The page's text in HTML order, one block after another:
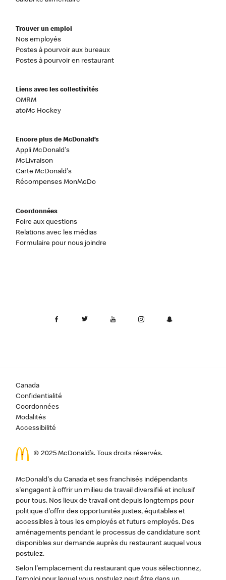
Trouver un emploi
Nos employés
Postes à pourvoir aux bureaux
Postes à pourvoir en restaurant
Liens avec les collectivités
OMRM
atoMc Hockey
Encore plus de McDonald’s
Appli McDonald's
McLivraison
Carte McDonald's
Récompenses MonMcDo
Coordonnées
Foire aux questions
Relations avec les médias
Formulaire pour nous joindre
Canada
Confidentialité
Coordonnées
Modalités
Accessibilité
© 2025 McDonald’s. Tous droits réservés.
McDonald's du Canada et ses franchisés indépendants
s'engagent à offrir un milieu de travail diversifié et inclusif
pour tous. Nos lieux de travail ont depuis longtemps pour
politique d'offrir des opportunités justes, équitables et
accessibles à tous les employés et futurs employés. Des
aménagements pendant le processus de candidature sont
disponibles sur demande auprès du restaurant auquel vous
postulez.
Selon l'emplacement du restaurant que vous sélectionnez,